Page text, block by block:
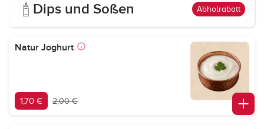
Dips und Soßen Abholrabatt
Natur Joghurt
1,70 € 2,00 €